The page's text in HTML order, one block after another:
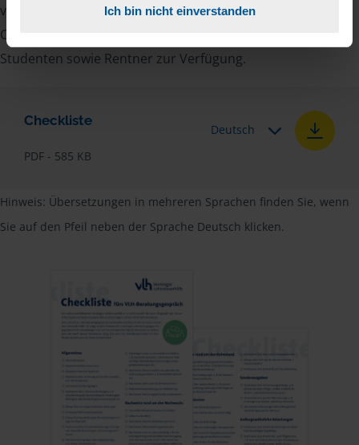
Ich bin nicht einverstanden
vielen Nachweise vergessen, stellen wir Ihnen hier eine
Checkliste für Arbeitnehmer, Beamte, Auszubildende und
Studenten sowie Rentner zur Verfügung.
Checkliste
PDF - 585 KB
Deutsch
Hinweis: Übersetzungen in mehreren Sprachen finden Sie, wenn
Sie auf den Pfeil neben der Sprache Deutsch klicken.